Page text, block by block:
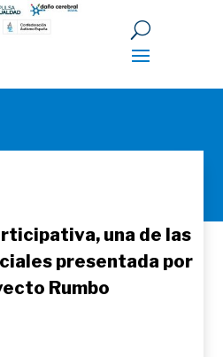
una de las
presentada por
Rumbo